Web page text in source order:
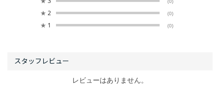
★ 2 (0)
★ 1 (0)
レビューはありません。